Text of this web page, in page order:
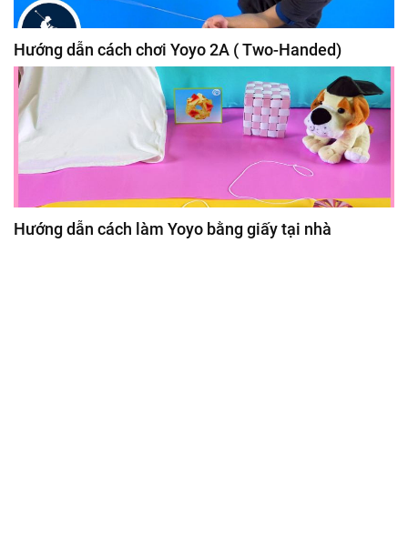
Hướng dẫn cách chơi Yoyo 2A ( Two-Handed)
Hướng dẫn cách làm Yoyo bằng giấy tại nhà